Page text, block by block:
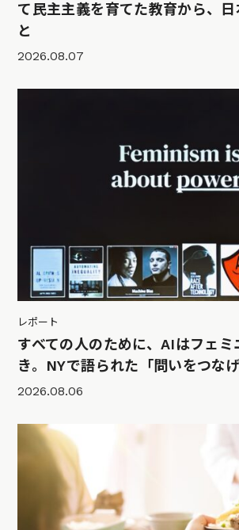
て民主主義を育てた教育から、
と
2026.08.07
レポート
すべての人のために、AIはフェミ
き。NYで語られた「問いをつな
2026.08.06